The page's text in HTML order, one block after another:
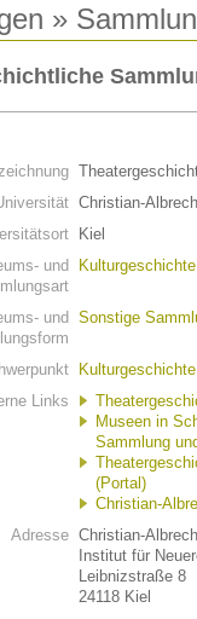
»
Christian-
Kiel
und
und Sonstige
Kulturgeschichte
Links
Museen in
Sammlung
(Portal)
Christian-
Adresse Christian-
Institut für
Leibnizstraße 8
24118 Kiel